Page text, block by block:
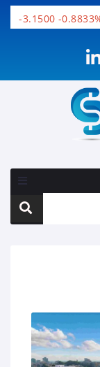
-3.1500 -0.8833%